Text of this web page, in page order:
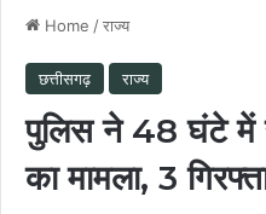
Home /राज्य
छत्तीसगढ़ राज्य
पुलिस ने 48 घंटे में
का मामला, 3